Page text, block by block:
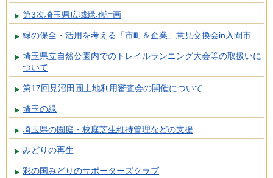
第3次埼玉県広域緑地計画
緑の保全・活用を考える「市町＆企業」意見交換会in入間市
埼玉県立自然公園内でのトレイルランニング大会等の取扱いに
ついて
第17回見沼田圃土地利用審査会の開催について
埼玉の緑
埼玉県の園庭・校庭芝生維持管理などの支援
みどりの再生
彩の国みどりのサポーターズクラブ